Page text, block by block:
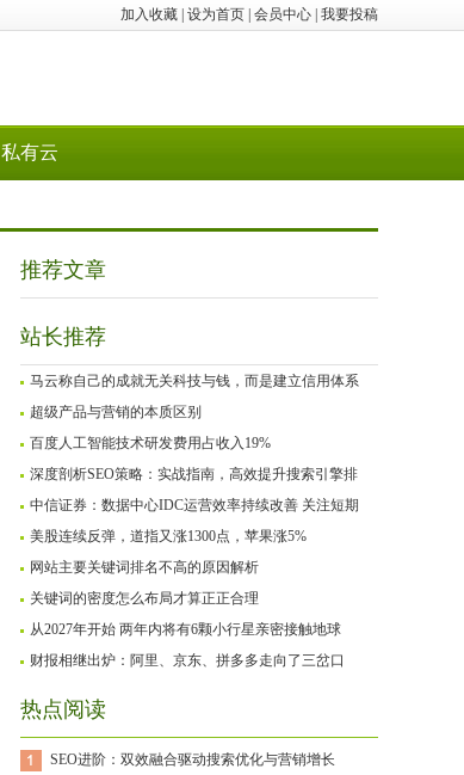
加入收藏 设为首页 会员中心 我要投稿
私有云
推荐文章
站长推荐
马云称自己的成就无关科技与钱，而是建立信用体系
超级产品与营销的本质区别
百度人工智能技术研发费用占收入19%
深度剖析SEO策略：实战指南，高效提升搜索引擎排
中信证券：数据中心IDC运营效率持续改善 关注短期
美股连续反弹，道指又涨1300点，苹果涨5%
网站主要关键词排名不高的原因解析
关键词的密度怎么布局才算正正合理
从2027年开始 两年内将有6颗小行星亲密接触地球
财报相继出炉：阿里、京东、拼多多走向了三岔口
热点阅读
SEO进阶：双效融合驱动搜索优化与营销增长